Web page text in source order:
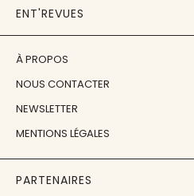
ENT'REVUES
À PROPOS
NOUS CONTACTER
NEWSLETTER
MENTIONS LÉGALES
PARTENAIRES